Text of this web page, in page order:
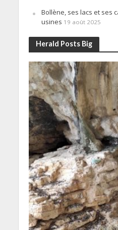
Bollène, ses lacs et ses
usines 19 août 2025
Herald Posts Big